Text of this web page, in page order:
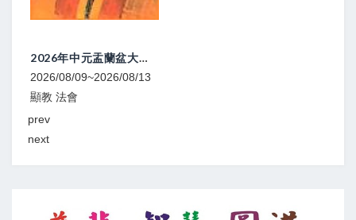
2026年中元盂蘭盆大法會
2026/08/09~2026/08/13
顯教 法會
prev
next